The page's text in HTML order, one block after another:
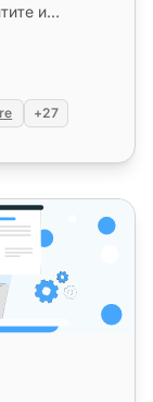
и
+27
най-добрия